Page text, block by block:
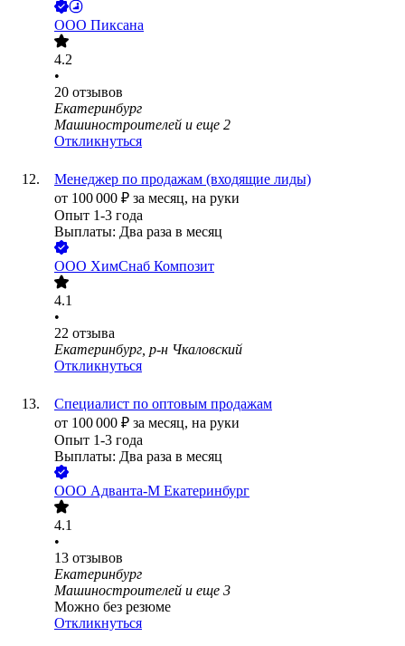
ООО Пиксана
4.2
•
20 отзывов
Екатеринбург
Машиностроителей и еще 2
Откликнуться
Менеджер по продажам (входящие лиды)
от 100 000 ₽ за месяц, на руки
Опыт 1-3 года
Выплаты: Два раза в месяц
ООО ХимСнаб Композит
4.1
•
22 отзыва
Екатеринбург, р-н Чкаловский
Откликнуться
Специалист по оптовым продажам
от 100 000 ₽ за месяц, на руки
Опыт 1-3 года
Выплаты: Два раза в месяц
ООО Адванта-М Екатеринбург
4.1
•
13 отзывов
Екатеринбург
Машиностроителей и еще 3
Можно без резюме
Откликнуться